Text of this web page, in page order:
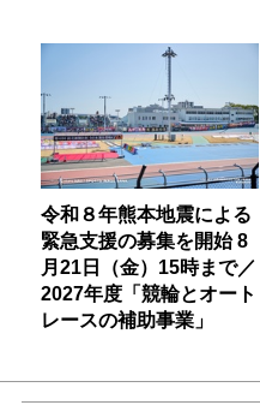
令和８年熊本地震による
緊急支援の募集を開始 8
月21日（金）15時まで／
2027年度「競輪とオート
レースの補助事業」